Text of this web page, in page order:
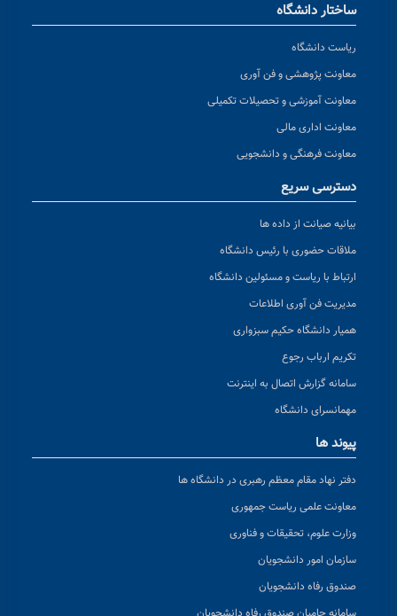
ساختار دانشگاه
ریاست دانشگاه
معاونت پژوهشی و فن آوری
معاونت آموزشی و تحصیلات تکمیلی
معاونت اداری مالی
معاونت فرهنگی و دانشجویی
دسترسی سریع
بیانیه صیانت از داده ها
ملاقات حضوری با رئیس دانشگاه
ارتباط با ریاست و مسئولین دانشگاه
مدیریت فن آوری اطلاعات
همیار دانشگاه حکیم سبزواری
تکریم ارباب رجوع
سامانه گزارش اتصال به اینترنت
مهمانسرای دانشگاه
پیوند ها
دفتر نهاد مقام معظم رهبری در دانشگاه ها
معاونت علمی ریاست جمهوری
وزارت علوم، تحقیقات و فناوری
سازمان امور دانشجویان
صندوق رفاه دانشجویان